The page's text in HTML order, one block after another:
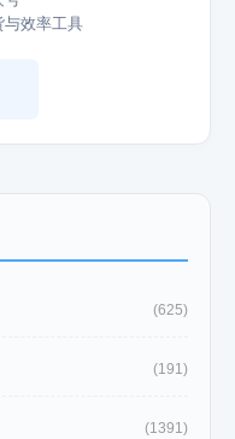
效率工具
(625)
(191)
(1391)